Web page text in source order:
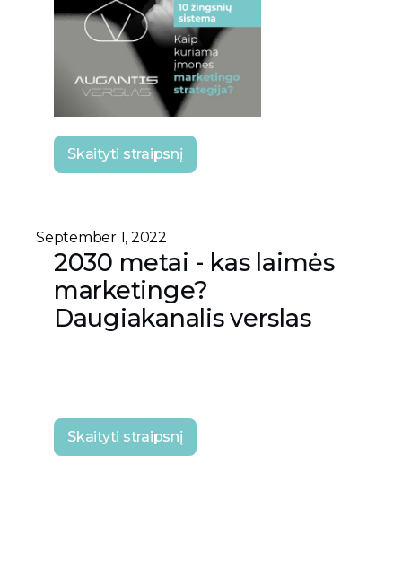
Skaityti straipsnį
September 1, 2022
2030 metai - kas laimės
marketinge?
Daugiakanalis verslas
Skaityti straipsnį